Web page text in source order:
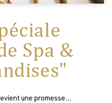
Spa &
une promesse…